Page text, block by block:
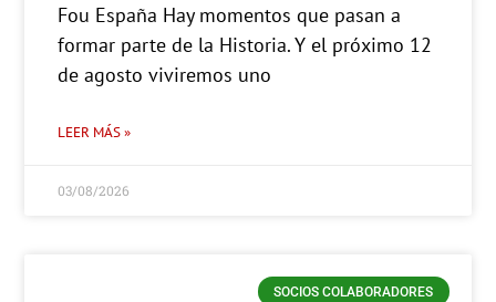
Fou España Hay momentos que pasan a
formar parte de la Historia. Y el próximo 12
de agosto viviremos uno
LEER MÁS »
03/08/2026
SOCIOS COLABORADORES